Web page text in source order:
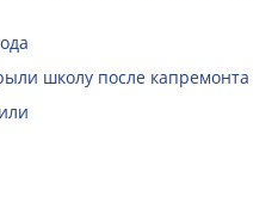
школу после капремонта